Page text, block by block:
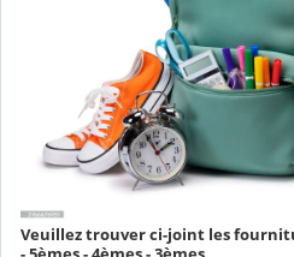
Veuillez trouver ci-joint les